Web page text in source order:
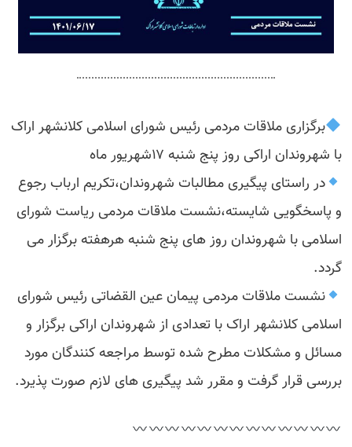
برگزاری ملاقات مردمی رئیس شورای اسلامی کلانشهر اراک
با شهروندان اراکی روز پنج شنبه ۱۷شهریور ماه
در راستای پیگیری مطالبات شهروندان،تکریم ارباب رجوع
و پاسخگویی شایسته،نشست ملاقات مردمی ریاست شورای
اسلامی با شهروندان روز های پنج شنبه هرهفته برگزار می
گردد.
نشست ملاقات مردمی پیمان عین القضاتی رئیس شورای
اسلامی کلانشهر اراک با تعدادی از شهروندان اراکی برگزار و
مسائل و مشکلات مطرح شده توسط مراجعه کنندگان مورد
بررسی قرار گرفت و مقرر شد پیگیری های لازم صورت پذیرد.